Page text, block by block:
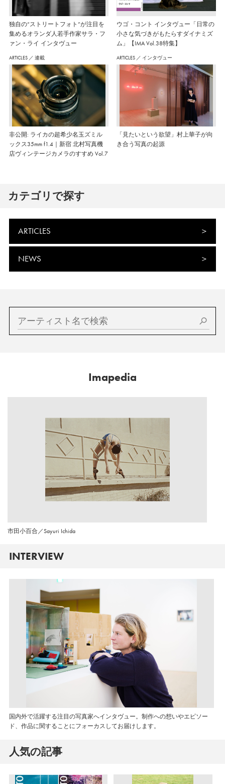
独自の“ストリートフォト”が注目を
集めるオランダ人若手作家サラ・フ
ァン・ライ インタヴュー
ウゴ・コント インタヴュー「日常の
小さな気づきがもたらすダイナミズ
ム」【IMA Vol.38特集】
ARTICLES ／ 連載
非公開: ライカの超希少名玉ズミル
ックス35mm f1.4｜新宿 北村写真機
店ヴィンテージカメラのすすめ Vol.7
ARTICLES ／ インタヴュー
「見たいという欲望」村上華子が向
き合う写真の起源
カテゴリで探す
ARTICLES
NEWS
Imapedia
市田小百合／Sayuri Ichida
INTERVIEW
国内外で活躍する注目の写真家へインタヴュー。制作への想いやエピソー
ド、作品に関することにフォーカスしてお届けします。
人気の記事